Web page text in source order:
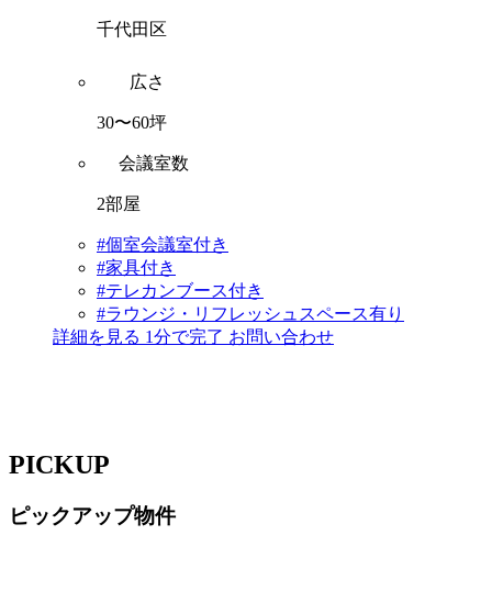
千代田区
広さ
30〜60坪
会議室数
2部屋
#個室会議室付き
#家具付き
#テレカンブース付き
#ラウンジ・リフレッシュスペース有り
詳細を見る 1分で完了 お問い合わせ
PICKUP
ピックアップ物件